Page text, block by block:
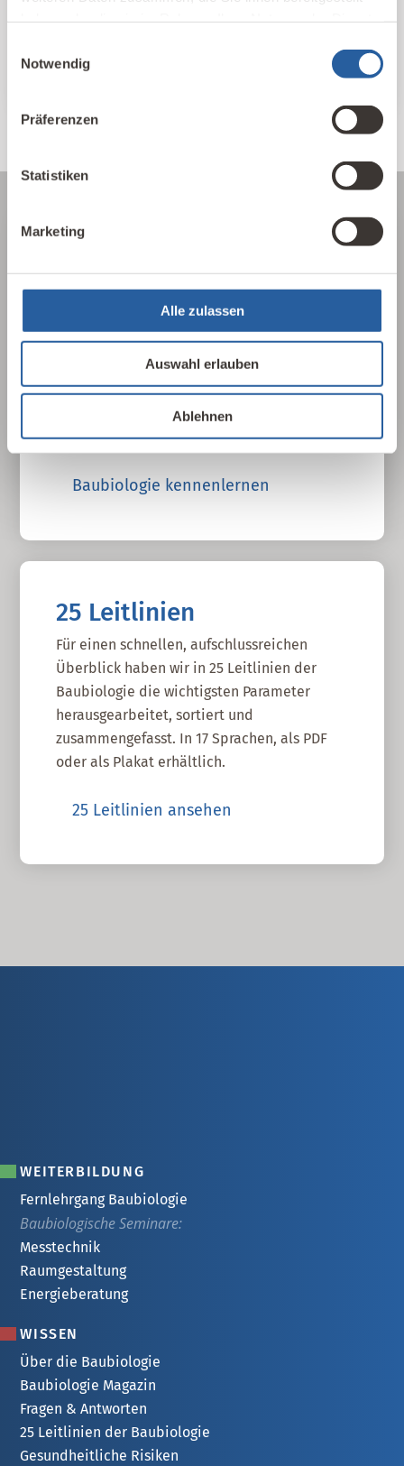
Notwendig
Präferenzen
Statistiken
Marketing
Alle zulassen
Auswahl erlauben
Ablehnen
und Themen sortiert.
IBN Beratungsstellen
Beziehung zwischen Menschen und ihrer
gebauten Umwelt. Wie wirken sich Gebäude,
Baustoffe und Architektur auf Mensch und
Natur aus? Dabei werden ganzheitlich
gesundheitliche, nachhaltige und
gestalterische Aspekte betrachtet.
Baubiologie kennenlernen
25 Leitlinien
Für einen schnellen, aufschlussreichen
Überblick haben wir in 25 Leitlinien der
Baubiologie die wichtigsten Parameter
herausgearbeitet, sortiert und
zusammengefasst. In 17 Sprachen, als PDF
oder als Plakat erhältlich.
25 Leitlinien ansehen
WEITERBILDUNG
Fernlehrgang Baubiologie
Baubiologische Seminare:
Messtechnik
Raumgestaltung
Energieberatung
WISSEN
Über die Baubiologie
Baubiologie Magazin
Fragen & Antworten
25 Leitlinien der Baubiologie
Gesundheitliche Risiken